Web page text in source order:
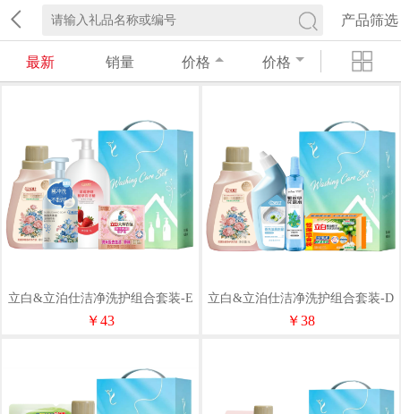
产品筛选
最新 销量 价格 价格
立白&立泊仕洁净洗护组合套装-E
款102g+2400ml
￥43
立白&立泊仕洁净洗护组合套装-D
款101g+1695ml
￥38